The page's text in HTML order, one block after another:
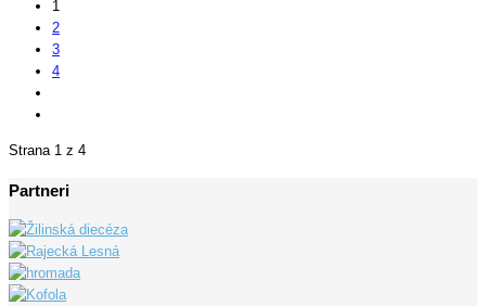
1
2
3
4
Strana 1 z 4
Partneri